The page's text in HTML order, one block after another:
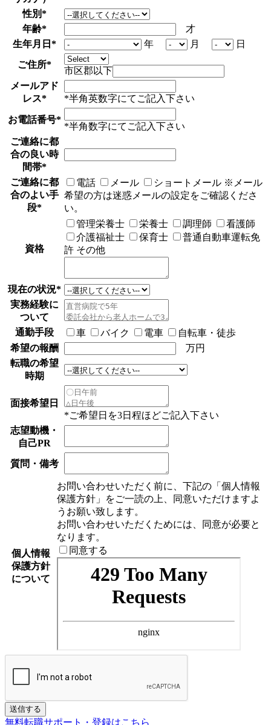
性別*
年齢*
才
生年月日 * 年 月
日
ご住所*
市区郡以下
メールアド
レス* *半角英数字にてご記入下さい
お電話番号*
*半角数字にてご記入下さい
ご連絡に都
合の良い時
間帯*
ご連絡に都
合のよい手
段*
電話 メール ショートメール ※メール
希望の方は迷惑メールの設定をご確認くださ
い。
資格
管理栄養士 栄養士 調理師
看護師
介護福祉士
保育士
普通自動車運転免
許 その他
現在の状況*
実務経験に
ついて
通勤手段
車 バイク 電車
自転車・徒歩
希望の報酬
万円
転職の希望
時期
面接希望日
*ご希望日を3日程ほどご記入下さい
志望動機・
自己PR
質問・備考
個人情報
保護方針
について
お問い合わせいただく前に、下記の「個人情報
保護方針」をご一読の上、同意いただけますよ
うお願い致します。
お問い合わせいただくためには、同意が必要と
なります。
同意する
If
you
送信する
無料転職サポート・登録はこちら